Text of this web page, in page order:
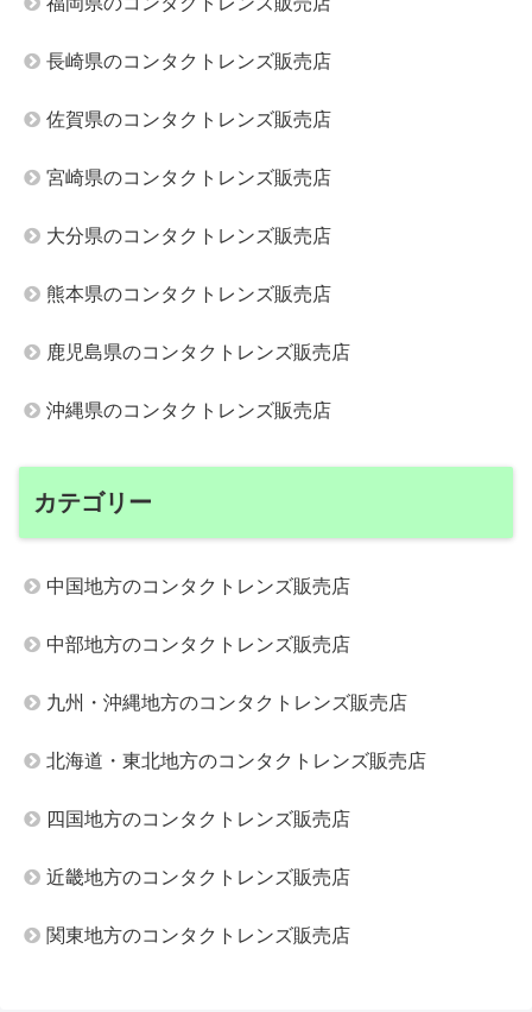
長崎県のコンタクトレンズ販売店
佐賀県のコンタクトレンズ販売店
宮崎県のコンタクトレンズ販売店
大分県のコンタクトレンズ販売店
熊本県のコンタクトレンズ販売店
鹿児島県のコンタクトレンズ販売店
沖縄県のコンタクトレンズ販売店
カテゴリー
中国地方のコンタクトレンズ販売店
中部地方のコンタクトレンズ販売店
九州・沖縄地方のコンタクトレンズ販売店
北海道・東北地方のコンタクトレンズ販売店
四国地方のコンタクトレンズ販売店
近畿地方のコンタクトレンズ販売店
関東地方のコンタクトレンズ販売店